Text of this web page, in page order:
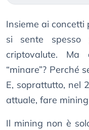
Insieme ai concetti
si sente
criptovalute. Ma
“minare”? Perché
E, soprattutto, nel
attuale, fare
Il mining non è